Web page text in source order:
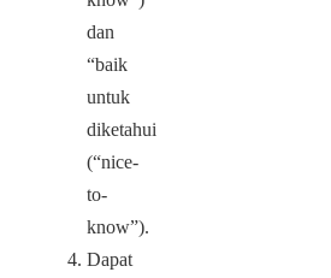
dan
“baik
untuk
diketahui”
(“nice-
to-
know”).
Dapat